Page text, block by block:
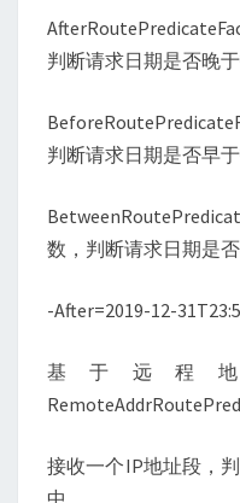
判断请求日期是否晚
判断请求日期是否早
数，判断请求日期是
-After=2019-12-
基于远程
接收一个IP地址段，
中